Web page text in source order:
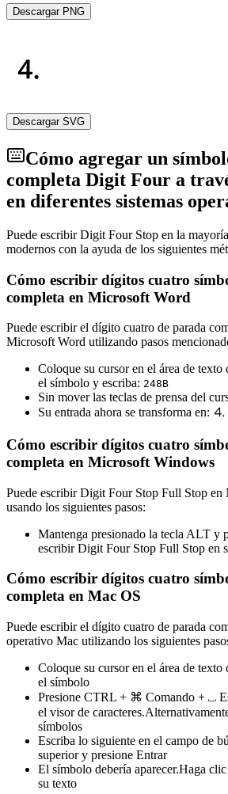
Descargar PNG
Descargar SVG
Cómo agregar un
completa Digit Four a
en diferentes sistemas
Puede escribir Digit Four Stop en la
modernos con la ayuda de los siguientes
Cómo escribir dígitos cuatro
completa en Microsoft Word
Puede escribir el dígito cuatro de parada
Microsoft Word utilizando pasos
Coloque su cursor en el área de texto
el símbolo y escriba: 248B
Sin mover las teclas de prensa del
Su entrada ahora se transforma en: ⒋
Cómo escribir dígitos cuatro
completa en Microsoft Windows
Puede escribir Digit Four Stop Full Stop
usando los siguientes pasos:
Mantenga presionado la tecla ALT y
escribir Digit Four Stop Full Stop en
Cómo escribir dígitos cuatro
completa en Mac OS
Puede escribir el dígito cuatro de parada
operativo Mac utilizando los siguientes
Coloque su cursor en el área de texto
el símbolo
Presione CTRL + ⌘ Comando + ⎵
el visor de
símbolos
Escriba lo siguiente en el campo de
superior y presione Entrar
El símbolo debería aparecer.Haga
su texto